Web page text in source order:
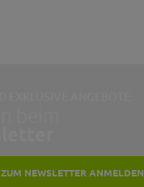
ZUM NEWSLETTER ANMELDEN